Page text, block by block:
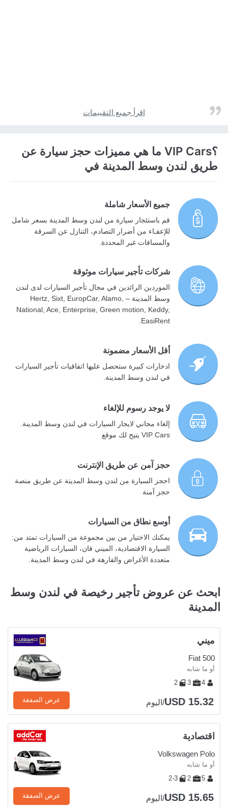
اقرأ جميع التقييمات
؟VIP Cars ما هي مميزات حجز سيارة عن
طريق لندن وسط المدينة في
جميع الأسعار شاملة
قم باستئجار سيارة من لندن وسط المدينة بسعر شامل
للإعفـاء من أضرار التصادم، التنازل عن السرقة
والمسافات غير المحددة.
شركات تأجير سيارات موثوقة
الموردين الرائدين في مجال تأجير السيارات لدى لندن
وسط المدينة – Hertz, Sixt, EuropCar, Alamo,
National, Ace, Enterprise, Green motion, Keddy,
EasiRent.
أقل الأسعار مضمونة
ادخارات كبيرة ستحصل عليها اتفاقيات تأجير السيارات
في لندن وسط المدينة.
لا يوجد رسوم للإلغاء
إلغاء مجاني لايجار السيارات في لندن وسط المدينة.
VIP Cars يتيح لك موقع
حجز آمن عن طريق الإنترنت
احجز السيارة من لندن وسط المدينة عن طريق منصة
حجز آمنة
أوسع نطاق من السيارات
يمكنك الاختيار من بين مجموعة من السيارات تمتد من:
السيارة الاقتصادية، الميني فان، السيارات الرياضية
متعددة الأغراض والفارهة في لندن وسط المدينة.
ابحث عن عروض تأجير رخيصة في لندن وسط
المدينة
ميني
Fiat 500
أو ما شابه
4
3
2
USD 15.32/اليوم عرض الصفقة
اقتصادية
Volkswagen Polo
أو ما شابه
5
2
2-3
USD 15.65/اليوم عرض الصفقة